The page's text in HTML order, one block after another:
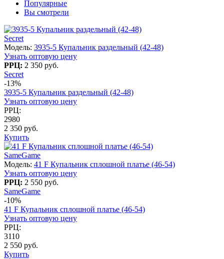
Популярные
Вы смотрели
Secret
Модель: 3935-5 Купальник раздельный (42-48)
Узнать оптовую цену
РРЦ: 2 350 руб.
Secret
-13%
3935-5 Купальник раздельный (42-48)
Узнать оптовую цену
РРЦ:
2980
2 350 руб.
Купить
SameGame
Модель: 41 F Купальник сплошной платье (46-54)
Узнать оптовую цену
РРЦ: 2 550 руб.
SameGame
-10%
41 F Купальник сплошной платье (46-54)
Узнать оптовую цену
РРЦ:
3110
2 550 руб.
Купить